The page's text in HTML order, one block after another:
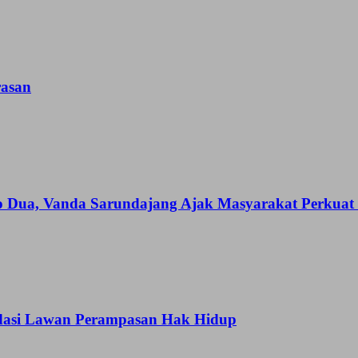
Vanda Sarundajang Ajak Masyarakat
Lawan Perampasan Hak Hidup